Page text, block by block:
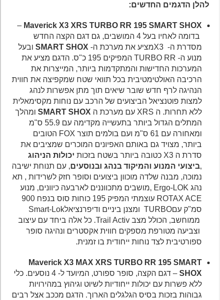
להלן הדגמים החדשים:
Maverick X3 XRS TURBO RR 195 SMART SHOX
–
בדומה לאחיו בעל 4 המושבים, גם דגם הקצה החדש
מסדרת ה- X3מציע את מערכת ה-
SMART SHOXובעל
מנוע ה- TURBO RR המפיקים 195 כ"ס. הדגם מציע את
המערכות החדישות והמתקדמות ביותר, המייצרות את
הרכיבה האולטימטיבית בכל תוואי שטח שמקפיצה את חווית
הנהיגה לרף חדש שובר שיאים תוך מתן אפשרות לנהג
למצות פוטנציאל הביצועים של הרכב עם נוחות מקסימאלית
ללא תחרות. ה XRS עם מערכת ה
SMART SHOXומהלך
המתלים הגדול ביותר בתעשייה מקדימה עם 55.9 ס"מ
ומאחורה עם 61 ס"מ ועם בולמים תוצר FOX הטובים
ביותר, מצויד גם באותם האפיונים המוכרים שמציבים את
סדרת ה X3 כטובה ביותר בשטח בזכות
יכולות הניהוג
ביצועי המנוע והמיקוד בנהג ובנוסעים, עם תנוחת ישיבה
נמוכה, מבנה שלדה מוכוון ביצועים וסופר חזק לשרידות , תא
נהג Ergo-LOK ,מושבים מתכווננים לארבעה כיוונים, מנוע
ROTAX ACE עוצמתי המפיק 195 כוחות סוס בנפח 900
סמ"ק עםTURBO ומצנן ביניים ודיפרנציאלSmart-Lok
ממוחשב, הכולל מצב Trail Activ. כל אלה ביחד עם עיצוב
וצביעה מטורפת מספקים חווית אקסטרים ונהיגה סופר
ספורטיבית לצד נוחות ייחודית בו זמנית.
Maverick X3 MAX XRS TURBO RR 195 SMART
SHOX
– דגם הקצה, סופר ספורט, המיועד ל- 4 נוסעים. כלי
ללא פשרות עם יכולות ייחודיות לשיוט וגיהוץ במהירויות
גבוהות בזכות בסיס הגלגלים הארוך. הדגם מככב אצל רבים